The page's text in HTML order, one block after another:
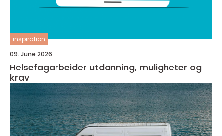
inspiration
09. June 2026
Helsefagarbeider utdanning, muligheter og
krav